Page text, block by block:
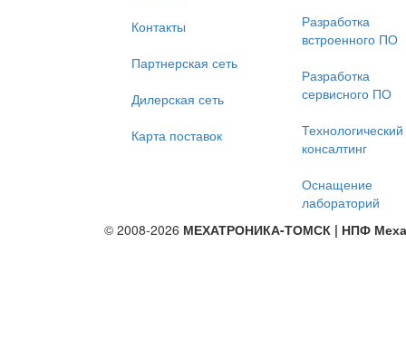
Контакты
Партнерская сеть
Дилерская сеть
Карта поставок
Разработка
встроенного ПО
Разработка
сервисного ПО
Технологический
консалтинг
Оснащение
лабораторий
© 2008-2026 МЕХАТРОНИКА-ТОМСК | НПФ